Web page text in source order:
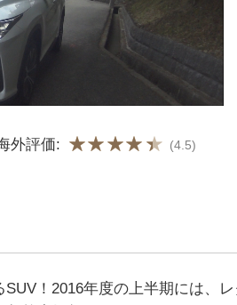
外評価: (4.5)
！2016年度の上半期には、